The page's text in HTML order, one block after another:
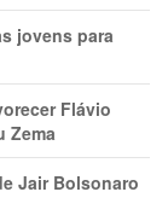
jovens para
Flávio
Zema
Jair Bolsonaro